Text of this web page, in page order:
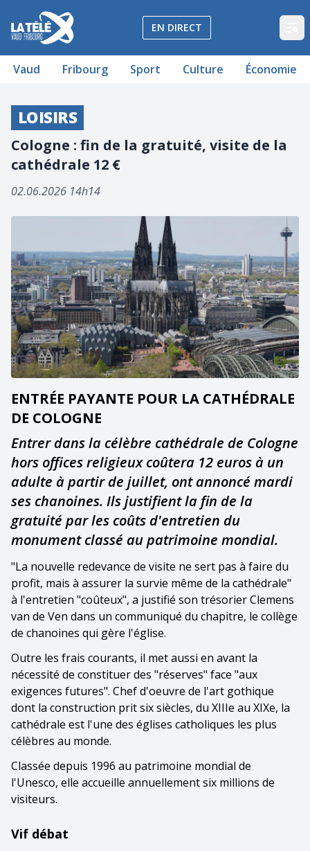
La Télé - Télévision régionale Vaud et Fribourg
EN DIRECT
Vaud Fribourg Sport Culture Économie
LOISIRS
Cologne : fin de la gratuité, visite de la
cathédrale 12 €
02.06.2026 14h14
ENTRÉE PAYANTE POUR LA CATHÉDRALE
DE COLOGNE
Entrer dans la célèbre cathédrale de Cologne
hors offices religieux coûtera 12 euros à un
adulte à partir de juillet, ont annoncé mardi
ses chanoines. Ils justifient la fin de la
gratuité par les coûts d'entretien du
monument classé au patrimoine mondial.
"La nouvelle redevance de visite ne sert pas à faire du
profit, mais à assurer la survie même de la cathédrale"
à l'entretien "coûteux", a justifié son trésorier Clemens
van de Ven dans un communiqué du chapitre, le collège
de chanoines qui gère l'église.
Outre les frais courants, il met aussi en avant la
nécessité de constituer des "réserves" face "aux
exigences futures". Chef d'oeuvre de l'art gothique
dont la construction prit six siècles, du XIIIe au XIXe, la
cathédrale est l'une des églises catholiques les plus
célèbres au monde.
Classée depuis 1996 au patrimoine mondial de
l'Unesco, elle accueille annuellement six millions de
visiteurs.
Vif débat